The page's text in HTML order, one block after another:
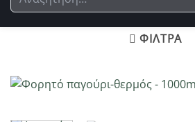
για:
ΦΙΛΤΡΑ